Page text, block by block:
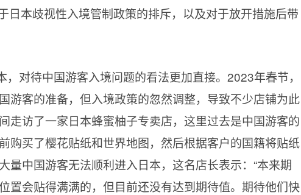
日本歧视性入境管制政策的排斥，以及对于放开措施后带
对待中国游客入境问题的看法更加直接。2023年春节，
游客的准备，但入境政策的忽然调整，导致不少店铺为此
走访了一家日本蜂蜜柚子专卖店，这里过去是中国游客的
购买了樱花贴纸和世界地图，然后根据客户的国籍将贴纸
量中国游客无法顺利进入日本，这名店长表示：“本来期
置会贴得满满的，但目前还没有达到期待值。期待他们快